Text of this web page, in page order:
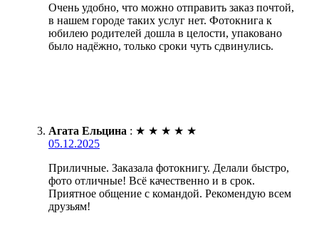
Очень удобно, что можно отправить заказ почтой,
в нашем городе таких услуг нет. Фотокнига к
юбилею родителей дошла в целости, упаковано
было надёжно, только сроки чуть сдвинулись.
Агата Ельцина : ★ ★ ★ ★ ★
05.12.2025
Приличные. Заказала фотокнигу. Делали быстро,
фото отличные! Всё качественно и в срок.
Приятное общение с командой. Рекомендую всем
друзьям!